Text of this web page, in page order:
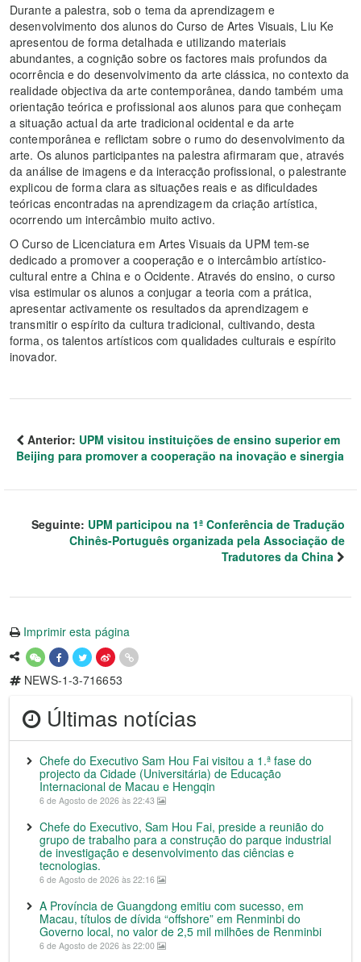
Durante a palestra, sob o tema da aprendizagem e
desenvolvimento dos alunos do Curso de Artes Visuais, Liu Ke
apresentou de forma detalhada e utilizando materiais
abundantes, a cognição sobre os factores mais profundos da
ocorrência e do desenvolvimento da arte clássica, no contexto da
realidade objectiva da arte contemporânea, dando também uma
orientação teórica e profissional aos alunos para que conheçam
a situação actual da arte tradicional ocidental e da arte
contemporânea e reflictam sobre o rumo do desenvolvimento da
arte. Os alunos participantes na palestra afirmaram que, através
da análise de imagens e da interacção profissional, o palestrante
explicou de forma clara as situações reais e as dificuldades
teóricas encontradas na aprendizagem da criação artística,
ocorrendo um intercâmbio muito activo.
O Curso de Licenciatura em Artes Visuais da UPM tem-se
dedicado a promover a cooperação e o intercâmbio artístico-
cultural entre a China e o Ocidente. Através do ensino, o curso
visa estimular os alunos a conjugar a teoria com a prática,
apresentar activamente os resultados da aprendizagem e
transmitir o espírito da cultura tradicional, cultivando, desta
forma, os talentos artísticos com qualidades culturais e espírito
inovador.
Anterior: UPM visitou instituições de ensino superior em
Beijing para promover a cooperação na inovação e sinergia
Seguinte: UPM participou na 1ª Conferência de Tradução
Chinês-Português organizada pela Associação de
Tradutores da China
Imprimir esta página
NEWS-1-3-716653
Últimas notícias
Chefe do Executivo Sam Hou Fai visitou a 1.ª fase do
projecto da Cidade (Universitária) de Educação
Internacional de Macau e Hengqin
6 de Agosto de 2026 às 22:43
Chefe do Executivo, Sam Hou Fai, preside a reunião do
grupo de trabalho para a construção do parque industrial
de investigação e desenvolvimento das ciências e
tecnologias.
6 de Agosto de 2026 às 22:16
A Província de Guangdong emitiu com sucesso, em
Macau, títulos de dívida “offshore” em Renminbi do
Governo local, no valor de 2,5 mil milhões de Renminbi
6 de Agosto de 2026 às 22:00